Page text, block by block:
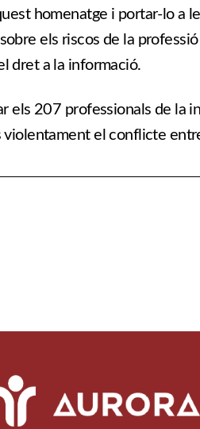
homenatge i portar-lo a
els riscos de la
dret a la informació.
els 207 professionals de la
el conflicte